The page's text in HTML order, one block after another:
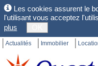
Les cookies assurent le
l'utilisant vous acceptez
plus
Actualités Immobilier